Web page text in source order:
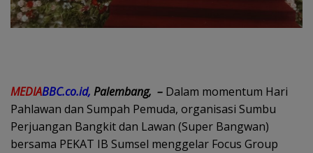
MEDIABBC.co.id, Palembang, – Dalam momentum Hari
Pahlawan dan Sumpah Pemuda, organisasi Sumbu
Perjuangan Bangkit dan Lawan (Super Bangwan)
bersama PEKAT IB Sumsel menggelar Focus Group